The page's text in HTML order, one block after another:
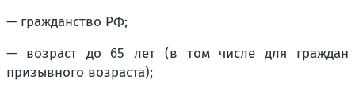
— гражданство РФ;
— возраст до 65 лет (в том числе для граждан
призывного возраста);